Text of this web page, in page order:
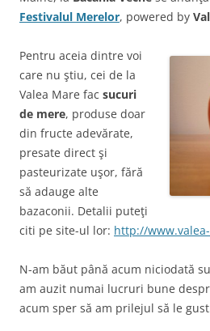
Festivalul Merelor, powered by
Pentru aceia dintre voi
care nu ştiu, cei de la
Valea Mare fac sucuri
de mere, produse doar
din fructe adevărate,
presate direct şi
pasteurizate uşor, fără
să adauge alte
bazaconii. Detalii puteţi
citi pe site-ul lor: http://
N-am băut până acum niciodată
am auzit numai lucruri bune
acum sper să am prilejul să le